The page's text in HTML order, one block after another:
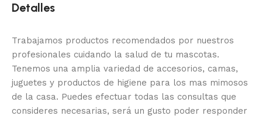
Detalles
Trabajamos productos recomendados por nuestros
profesionales cuidando la salud de tu mascotas.
Tenemos una amplia variedad de accesorios, camas,
juguetes y productos de higiene para los mas mimosos
de la casa. Puedes efectuar todas las consultas que
consideres necesarias, será un gusto poder responder